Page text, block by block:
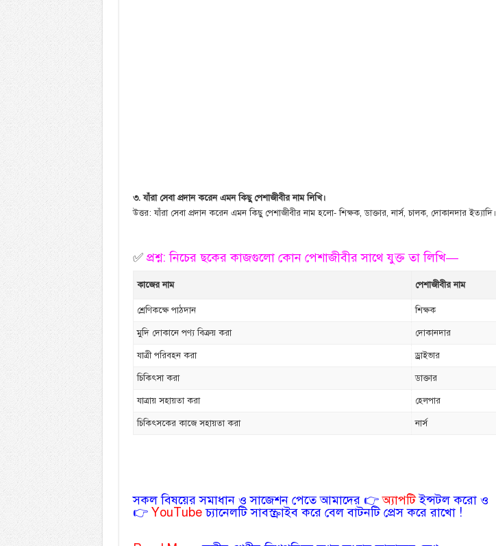
৩. যাঁরা সেবা প্রদান করেন এমন কিছু পেশাজীবীর নাম লিখি।
উত্তর: যাঁরা সেবা প্রদান করেন এমন কিছু পেশাজীবীর নাম হলো- শিক্ষক, ডাক্তার, নার্স, চালক, দোকানদার ইত্যাদি।
✅ প্রশ্ন: নিচের ছকের কাজগুলো কোন পেশাজীবীর সাথে যুক্ত তা লিখি—
কাজের নাম পেশাজীবীর নাম
শ্রেণিকক্ষে পাঠদান শিক্ষক
মুদি দোকানে পণ্য বিক্রয় করা দোকানদার
যাত্রী পরিবহন করা ড্রাইভার
চিকিৎসা করা ডাক্তার
যাত্রায় সহায়তা করা হেলপার
চিকিৎসকের কাজে সহায়তা করা নার্স
সকল বিষয়ের সমাধান ও সাজেশন পেতে আমাদের 👉অ্যাপটিইন্সটল করো ও
👉 YouTubeচ্যানেলটি সাবস্ক্রাইব করে বেল বাটনটি প্রেস করে রাখো !